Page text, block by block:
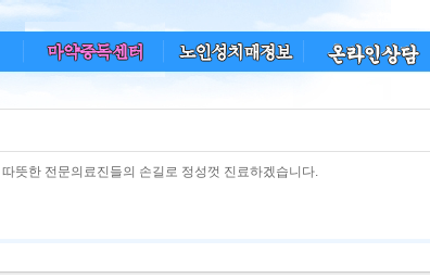
뜻한 전문의료진들의 손길로 정성껏 진료하겠습니다.